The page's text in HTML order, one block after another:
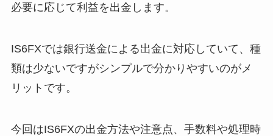
必要に応じて利益を出金します。
IS6FXでは銀行送金による出金に対応していて、種
類は少ないですがシンプルで分かりやすいのがメ
リットです。
今回はIS6FXの出金方法や注意点、手数料や処理時